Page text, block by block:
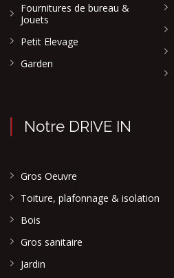
Fournitures de bureau &
Jouets
Petit Elevage
Garden
Notre DRIVE IN
Gros Oeuvre
Toiture, plafonnage & isolation
Bois
Gros sanitaire
Jardin